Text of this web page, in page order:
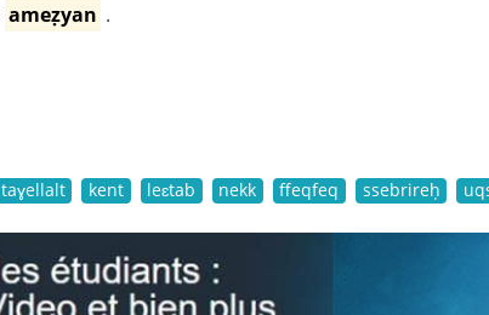
ameẓyan .
taɣellalt kent leɛtab nekk ffeqfeq ssebrireḥ